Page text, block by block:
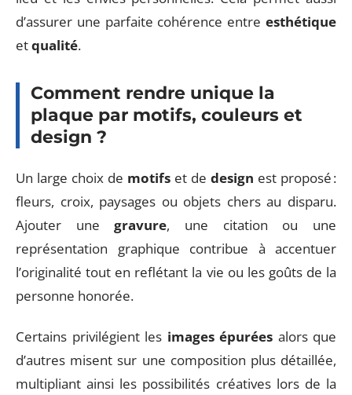
d’assurer une parfaite cohérence entre esthétique
etqualité.
Comment rendre unique la
plaque par motifs, couleurs et
design ?
Un large choix de motifs et de design est proposé :
fleurs, croix, paysages ou objets chers au disparu.
Ajouter unegravure, une citation ou une
représentation graphique contribue à accentuer
l’originalité tout en reflétant la vie ou les goûts de la
personne honorée.
Certains privilégient les images épurées alors que
d’autres misent sur une composition plus détaillée,
multipliant ainsi les possibilités créatives lors de la